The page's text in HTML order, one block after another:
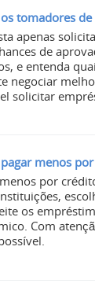
tomadores
apenas
de
e entenda
negociar
solicitar
menos
por
os
Com